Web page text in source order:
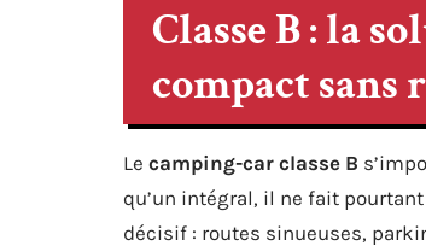
Classe B : la
compact sans
Le camping-car classe B
qu’un intégral, il ne fait
décisif : routes sinueuses,